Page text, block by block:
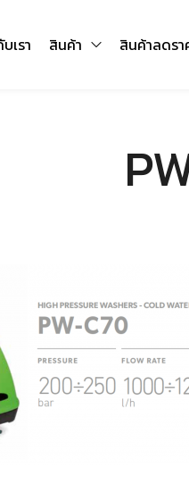
เรา สินค้า สินค้าลดรา